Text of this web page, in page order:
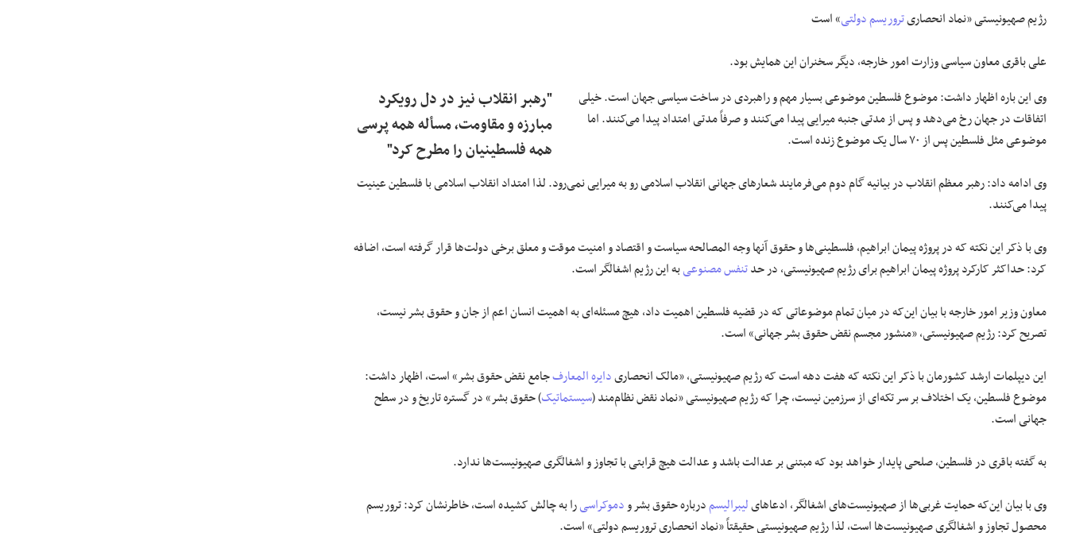
رژیم صهیونیستی «نماد انحصاریتروریسم دولتی» است
علی باقری معاون سیاسی وزارت امور خارجه، دیگر سخنران این همایش بود.
"رهبر انقلاب نیز در دل رویکرد
مبارزه و مقاومت، مسأله همه پرسی
همه فلسطینیان را مطرح کرد"
وی این باره اظهار داشت: موضوع فلسطین موضوعی بسیار مهم و راهبردی در ساخت سیاسی جهان است. خیلی
اتفاقات در جهان رخ می‌دهد و پس از مدتی جنبه میرایی پیدا می‌کنند و صرفاً مدتی امتداد پیدا می‌کنند. اما
موضوعی مثل فلسطین پس از ۷۰ سال یک موضوع زنده است.
وی ادامه داد: رهبر معظم انقلاب در بیانیه گام دوم می‌فرمایند شعارهای جهانی انقلاب اسلامی رو به میرایی نمی‌رود. لذا امتداد انقلاب اسلامی با فلسطین عینیت
پیدا می‌کنند.
وی با ذکر این نکته که در پروژه پیمان ابراهیم، فلسطینی‌ها و حقوق آنها وجه المصالحه سیاست و اقتصاد و امنیت موقت و معلق برخی دولت‌ها قرار گرفته است، اضافه
کرد: حداکثر کارکرد پروژه پیمان ابراهیم برای رژیم صهیونیستی، در حدتنفس مصنوعیبه این رژیم اشغالگر است.
معاون وزیر امور خارجه با بیان این‌که در میان تمام موضوعاتی که در قضیه فلسطین اهمیت داد، هیچ مسئله‌ای به اهمیت انسان اعم از جان و حقوق بشر نیست،
تصریح کرد: رژیم صهیونیستی، «منشور مجسم نقض حقوق بشر جهانی» است.
این دیپلمات ارشد کشورمان با ذکر این نکته که هفت دهه است که رژیم صهیونیستی، «مالک انحصاریدایره المعارفجامع نقض حقوق بشر» است، اظهار داشت:
موضوع فلسطین، یک اختلاف بر سر تکه‌ای از سرزمین نیست، چرا که رژیم صهیونیستی «نماد نقض نظام‌مند (سیستماتیک) حقوق بشر» در گستره تاریخ و در سطح
جهانی است.
به گفته باقری در فلسطین، صلحی پایدار خواهد بود که مبتنی بر عدالت باشد و عدالت هیچ قرابتی با تجاوز و اشغالگری صهیونیست‌ها ندارد.
وی با بیان این‌که حمایت غربی‌ها از صهیونیست‌های اشغالگر، ادعاهایلیبرالیسمدرباره حقوق بشر ودموکراسیرا به چالش کشیده است، خاطرنشان کرد: تروریسم
محصول تجاوز و اشغالگری صهیونیست‌ها است، لذا رژیم صهیونیستی حقیقتاً «نماد انحصاری تروریسم دولتی» است.